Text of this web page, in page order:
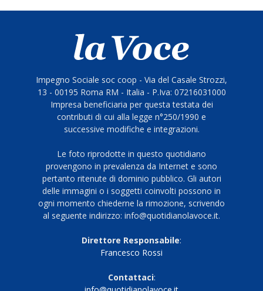
Impegno Sociale soc coop - Via del Casale Strozzi,
13 - 00195 Roma RM - Italia - P.Iva: 07216031000
Impresa beneficiaria per questa testata dei
contributi di cui alla legge n°250/1990 e
successive modifiche e integrazioni.
Le foto riprodotte in questo quotidiano
provengono in prevalenza da Internet e sono
pertanto ritenute di dominio pubblico. Gli autori
delle immagini o i soggetti coinvolti possono in
ogni momento chiederne la rimozione, scrivendo
al seguente indirizzo: info@quotidianolavoce.it.
Direttore Responsabile:
Francesco Rossi
Contattaci: